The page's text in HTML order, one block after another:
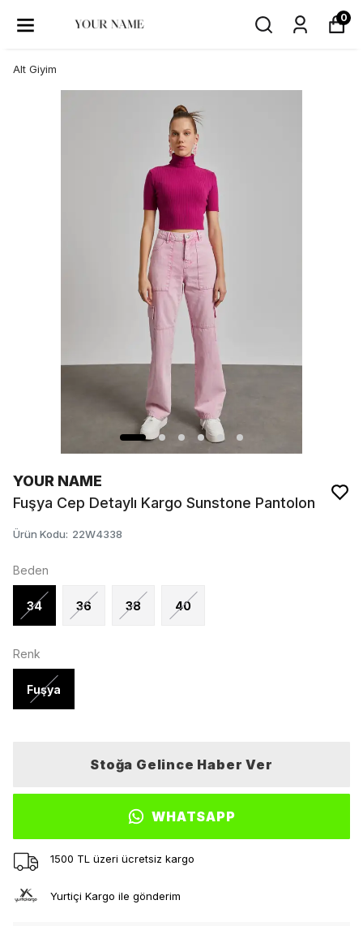
0
Alt Giyim
YOUR NAME
Fuşya Cep Detaylı Kargo Sunstone Pantolon
Ürün Kodu: 22W4338
Beden
34 36 38 40
Renk
Fuşya
Stoğa Gelince Haber Ver
WHATSAPP
1500 TL üzeri ücretsiz kargo
Yurtiçi Kargo ile gönderim